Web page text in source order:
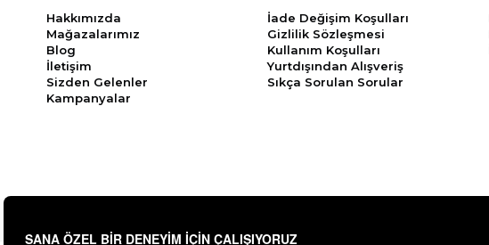
Hakkımızda
Mağazalarımız
Blog
İletişim
Sizden Gelenler
Kampanyalar
İade Değişim Koşulları
Gizlilik Sözleşmesi
Kullanım Koşulları
Yurtdışından Alışveriş
Sıkça Sorulan Sorular